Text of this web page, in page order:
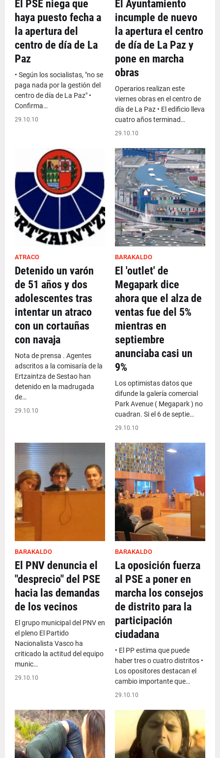
El PSE niega que
haya puesto fecha a
la apertura del
centro de día de La
Paz
• Según los socialistas, "no se
paga nada por la gestión del
centro de día de La Paz" •
Confirma…
29.10.10
El Ayuntamiento
incumple de nuevo
la apertura el centro
de día de La Paz y
pone en marcha
obras
Operarios realizan este
viernes obras en el centro de
día de La Paz • El edificio lleva
cuatro años terminad…
29.10.10
ATRACO
Detenido un varón
de 51 años y dos
adolescentes tras
intentar un atraco
con un cortauñas
con navaja
Nota de prensa . Agentes
adscritos a la comisaría de la
Ertzaintza de Sestao han
detenido en la madrugada
de…
29.10.10
BARAKALDO
El 'outlet' de
Megapark dice
ahora que el alza de
ventas fue del 5%
mientras en
septiembre
anunciaba casi un
9%
Los optimistas datos que
difunde la galería comercial
Park Avenue ( Megapark ) no
cuadran. Si el 6 de septie…
29.10.10
BARAKALDO
El PNV denuncia el
"desprecio" del PSE
hacia las demandas
de los vecinos
El grupo municipal del PNV en
el pleno El Partido
Nacionalista Vasco ha
criticado la actitud del equipo
munic…
29.10.10
BARAKALDO
La oposición fuerza
al PSE a poner en
marcha los consejos
de distrito para la
participación
ciudadana
• El PP estima que puede
haber tres o cuatro distritos •
Los opositores destacan el
cambio importante que…
29.10.10